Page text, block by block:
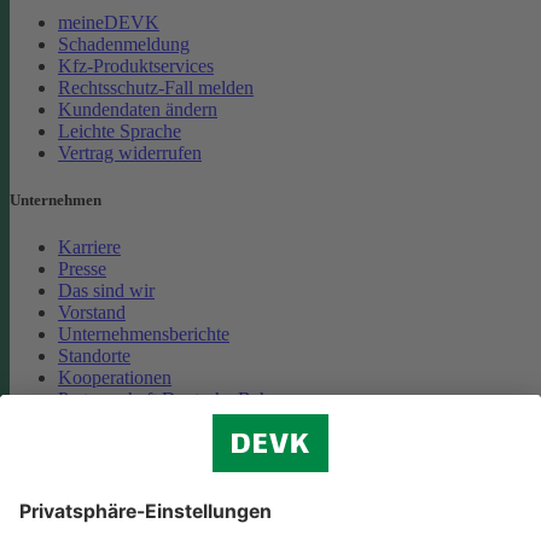
meineDEVK
Schadenmeldung
Kfz-Produktservices
Rechtsschutz-Fall melden
Kundendaten ändern
Leichte Sprache
Vertrag widerrufen
Unternehmen
Karriere
Presse
Das sind wir
Vorstand
Unternehmensberichte
Standorte
Kooperationen
Partnerschaft Deutsche Bahn